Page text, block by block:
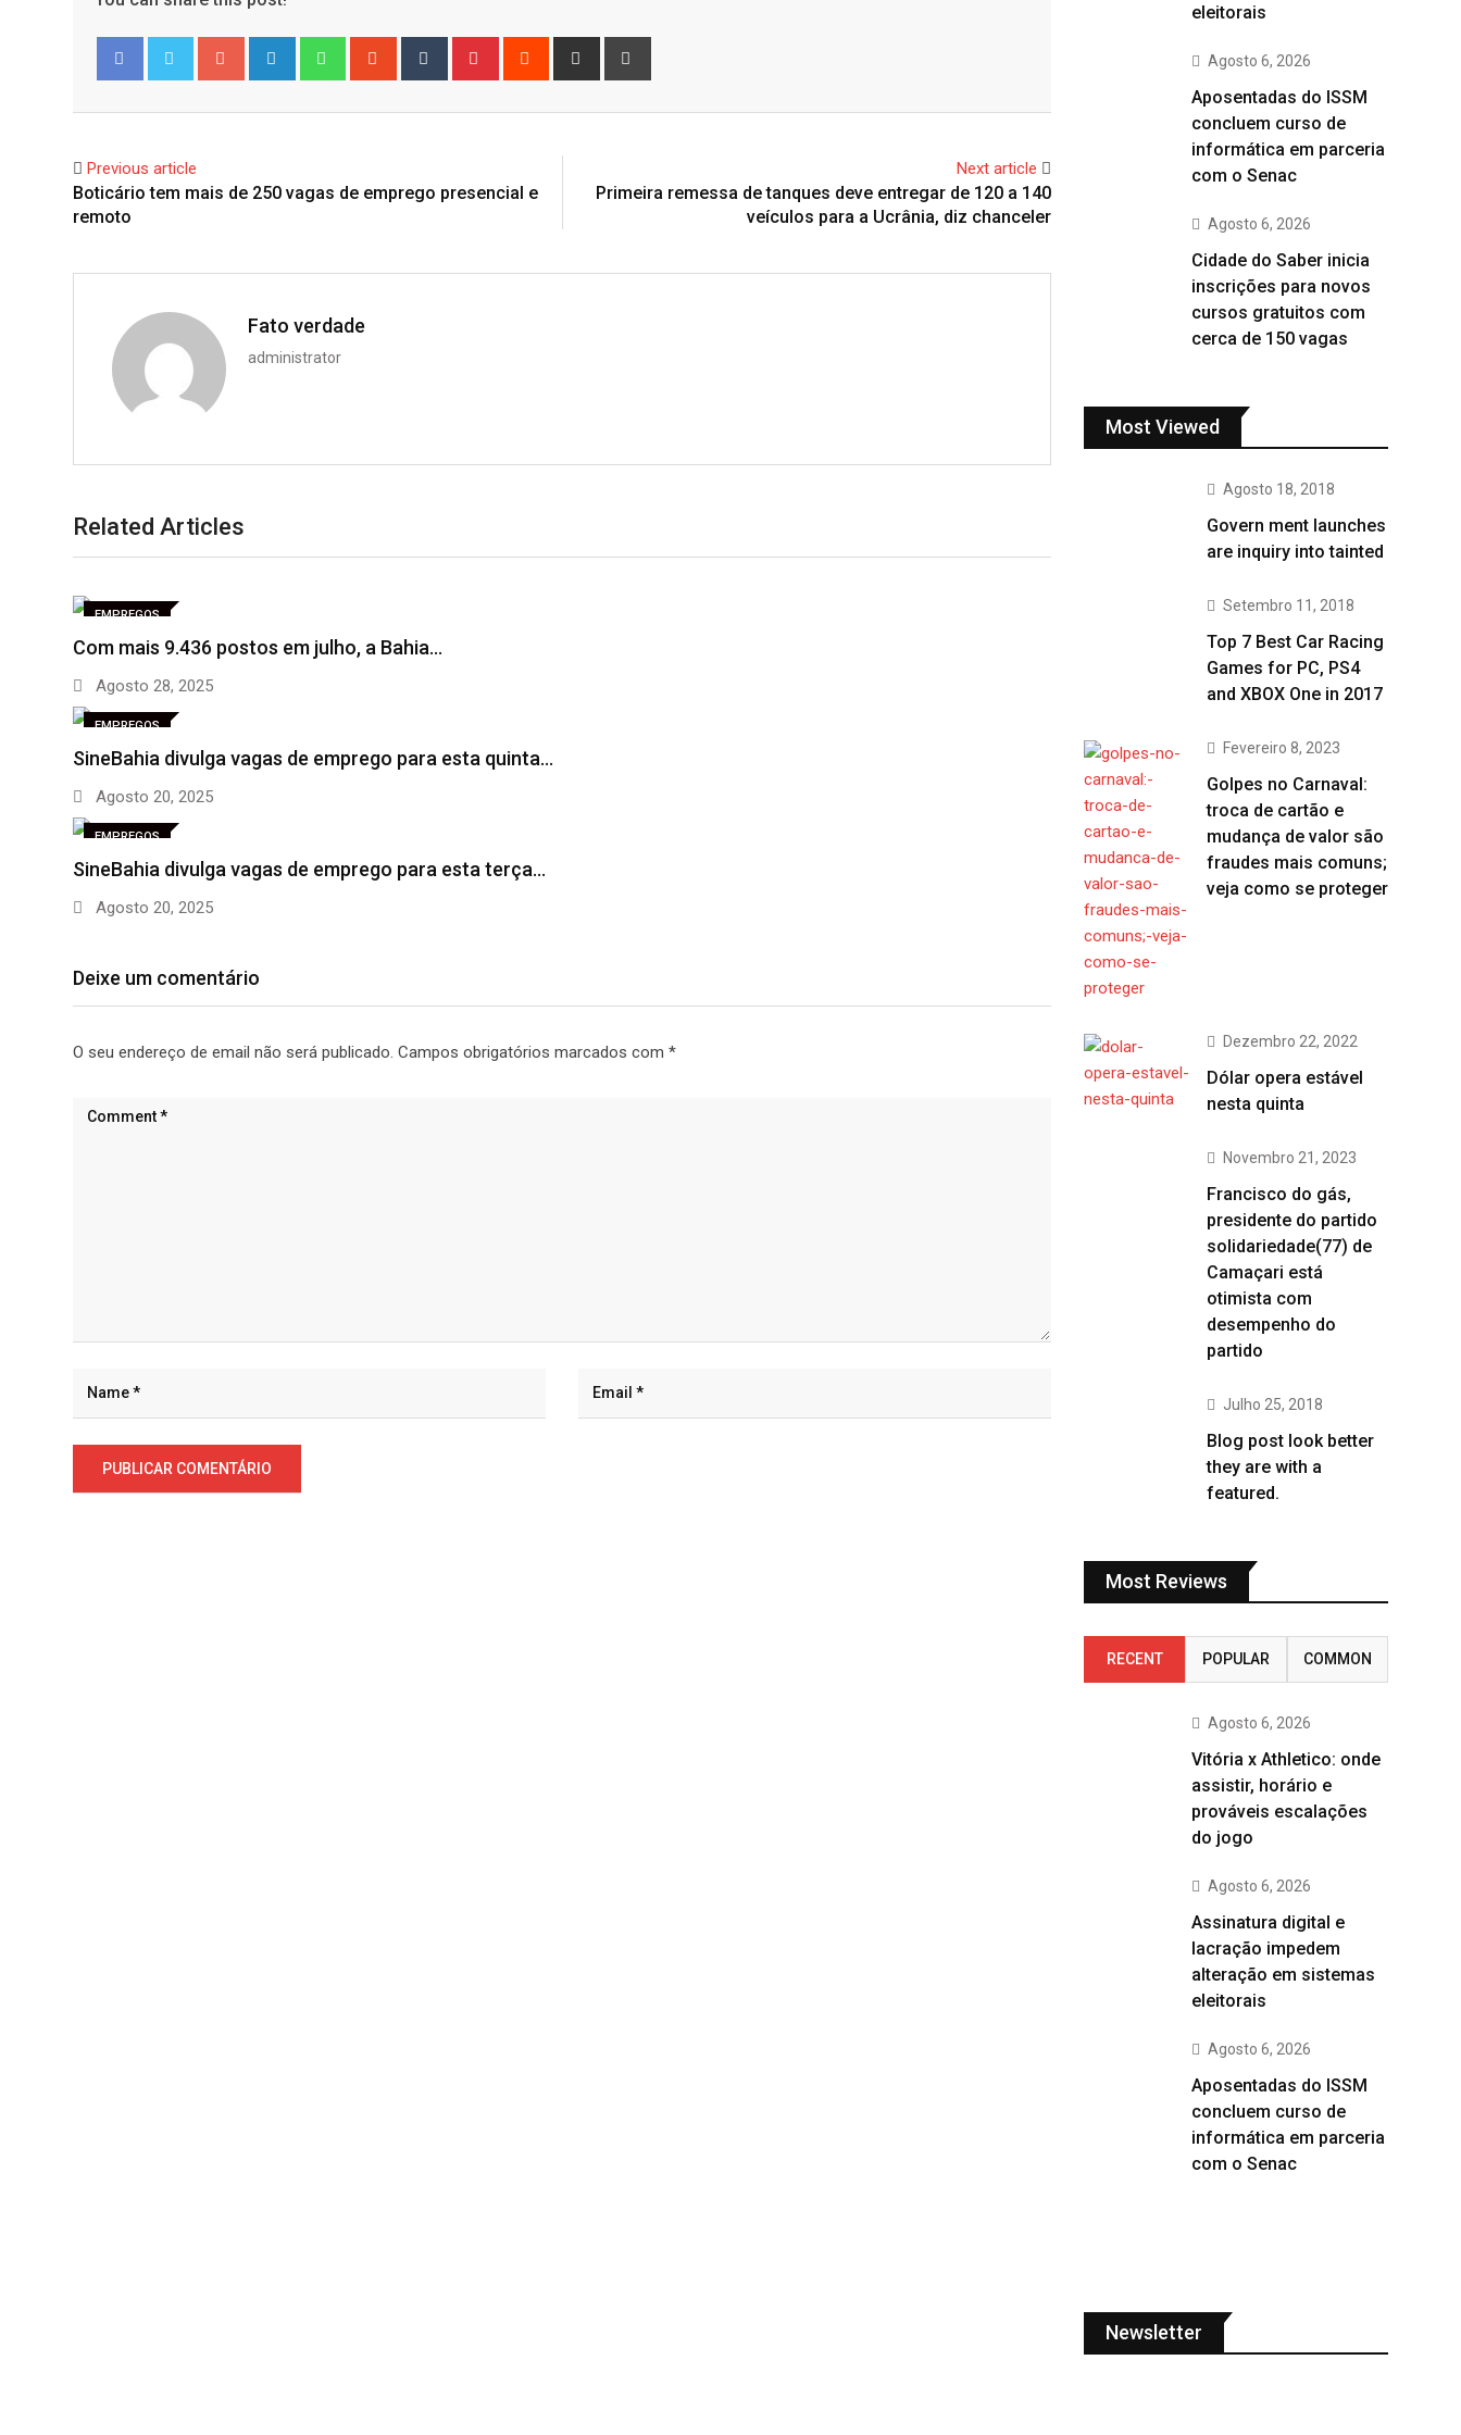
Google+ LinkedIn WhatsappStumbleUpon
Tumblr Pinterest Reddit
Share
Previous article
Boticário tem mais de 250 vagas de emprego presencial e
remoto
Next article
Primeira remessa de tanques deve entregar de 120 a 140
veículos para a Ucrânia, diz chanceler
Fato verdade
administrator
Related Articles
EMPREGOS
Com mais 9.436 postos em julho, a Bahia…
Agosto 28, 2025
EMPREGOS
SineBahia divulga vagas de emprego para esta quinta…
Agosto 20, 2025
EMPREGOS
SineBahia divulga vagas de emprego para esta terça…
Agosto 20, 2025
Deixe um comentário
O seu endereço de email não será publicado. Campos obrigatórios marcados com *
eleitorais
Agosto 6, 2026
Aposentadas do ISSM
concluem curso de
informática em parceria
com o Senac
Agosto 6, 2026
Cidade do Saber inicia
inscrições para novos
cursos gratuitos com
cerca de 150 vagas
Most Viewed
Agosto 18, 2018
Govern ment launches
are inquiry into tainted
Setembro 11, 2018
Top 7 Best Car Racing
Games for PC, PS4
and XBOX One in 2017
Fevereiro 8, 2023
Golpes no Carnaval:
troca de cartão e
mudança de valor são
fraudes mais comuns;
veja como se proteger
Dezembro 22, 2022
Dólar opera estável
nesta quinta
Novembro 21, 2023
Francisco do gás,
presidente do partido
solidariedade(77) de
Camaçari está
otimista com
desempenho do
partido
Julho 25, 2018
Blog post look better
they are with a
featured.
Most Reviews
RECENT POPULAR COMMON
Agosto 6, 2026
Vitória x Athletico: onde
assistir, horário e
prováveis escalações
do jogo
Agosto 6, 2026
Assinatura digital e
lacração impedem
alteração em sistemas
eleitorais
Agosto 6, 2026
Aposentadas do ISSM
concluem curso de
informática em parceria
com o Senac
Newsletter